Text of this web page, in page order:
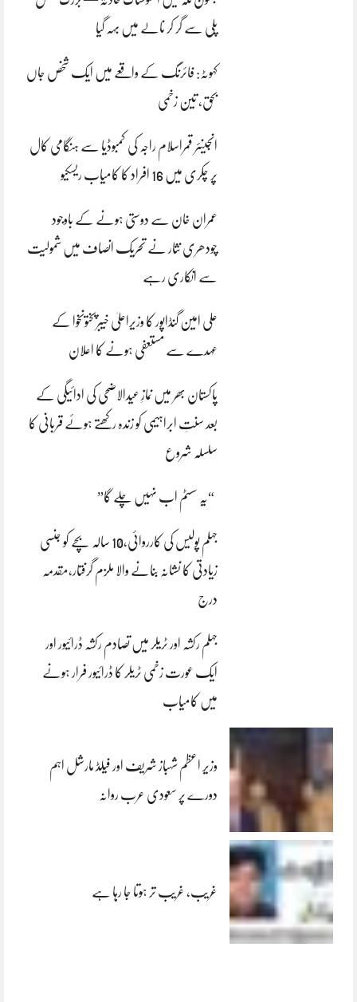
پلی سے گر کر نالے میں بہہ گیا
کہوٹہ: فائرنگ کے واقعے میں ایک شخص جاں
بحق، تین زخمی
انجینئر قمراسلام راجہ کی کمبوڈیا سے ہنگامی کال
پر چکری میں 16 افراد کا کامیاب ریسکیو
عمران خان سے دوستی ہونے کے باوجود
چودھری نثار نے تحریک انصاف میں شمولیت
سے انکاری رہے
علی امین گنڈاپور کا وزیراعلیٰ خیبرپختونخوا کے
عہدے سے مستعفی ہونے کا اعلان
پاکستان بھر میں نمازِ عیدالاضحی کی ادائیگی کے
بعد سنتِ ابراہیمی کو زندہ رکھتے ہوئے قربانی کا
سلسلہ شروع
“یہ سسٹم اب نہیں چلے گا”
جہلم پولیس کی کارروائی،10 سالہ بچے کو جنسی
زیادتی کا نشانہ بنانے والا ملزم گرفتار،مقدمہ
درج
جہلم رکشہ اور ٹریلر میں تصادم رکشہ ڈرائیور اور
ایک عورت زخمی ٹریلر کا ڈرائیور فرار ہونے
میں کامیاب
وزیر اعظم شہباز شریف اور فیلڈ مارشل اہم
دورے پر سعودی عرب روانہ
غریب، غریب تر ہوتا جا رہا ہے